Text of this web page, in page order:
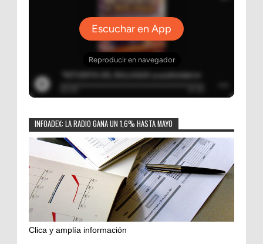
INFOADEX: LA RADIO GANA UN 1,6% HASTA MAYO
Clica y amplía información